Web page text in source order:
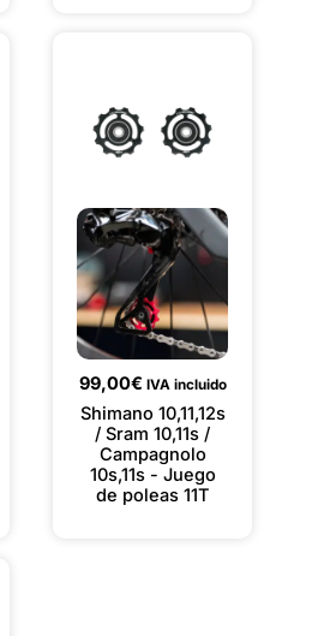
99,00€ IVA incluido
Shimano 10,11,12s
/ Sram 10,11s /
Campagnolo
10s,11s - Juego
de poleas 11T